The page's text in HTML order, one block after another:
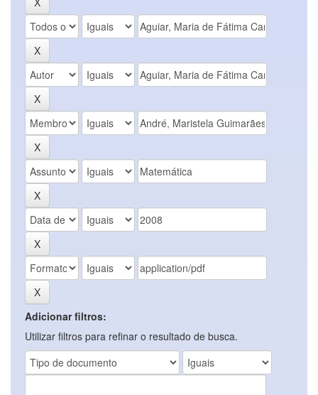
Adicionar filtros:
Utilizar filtros para refinar o resultado de busca.